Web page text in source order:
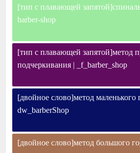
[тип с плавающей
barber-shop
[тип с плавающей запятой]метод
подчеркивания | _f_barber_shop
[двойное слово]метод маленького
dw_barberShop
[двойное слово]метод большого